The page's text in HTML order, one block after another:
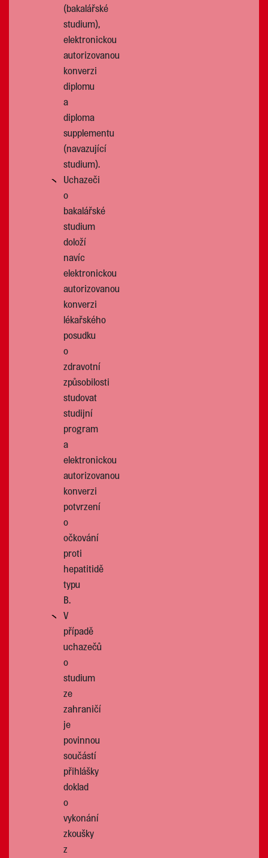
(bakalářské
studium),
elektronickou
autorizovanou
konverzi
diplomu
a
diploma
supplementu
(navazující
studium).
Uchazeči
o
bakalářské
studium
doloží
navíc
elektronickou
autorizovanou
konverzi
lékařského
posudku
o
zdravotní
způsobilosti
studovat
studijní
program
a
elektronickou
autorizovanou
konverzi
potvrzení
o
očkování
proti
hepatitidě
typu
B.
V
případě
uchazečů
o
studium
ze
zahraničí
je
povinnou
součástí
přihlášky
doklad
o
vykonání
zkoušky
z